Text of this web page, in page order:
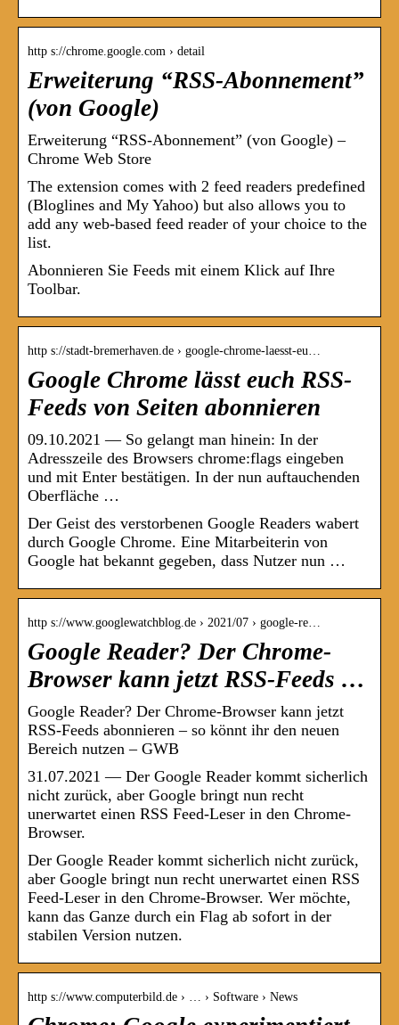
http s://chrome.google.com › detail
Erweiterung “RSS-Abonnement”
(von Google)
Erweiterung “RSS-Abonnement” (von Google) –
Chrome Web Store
The extension comes with 2 feed readers predefined
(Bloglines and My Yahoo) but also allows you to
add any web-based feed reader of your choice to the
list.
Abonnieren Sie Feeds mit einem Klick auf Ihre
Toolbar.
http s://stadt-bremerhaven.de › google-chrome-laesst-eu…
Google Chrome lässt euch RSS-
Feeds von Seiten abonnieren
09.10.2021 — So gelangt man hinein: In der
Adresszeile des Browsers chrome:flags eingeben
und mit Enter bestätigen. In der nun auftauchenden
Oberfläche …
Der Geist des verstorbenen Google Readers wabert
durch Google Chrome. Eine Mitarbeiterin von
Google hat bekannt gegeben, dass Nutzer nun …
http s://www.googlewatchblog.de › 2021/07 › google-re…
Google Reader? Der Chrome-
Browser kann jetzt RSS-Feeds …
Google Reader? Der Chrome-Browser kann jetzt
RSS-Feeds abonnieren – so könnt ihr den neuen
Bereich nutzen – GWB
31.07.2021 — Der Google Reader kommt sicherlich
nicht zurück, aber Google bringt nun recht
unerwartet einen RSS Feed-Leser in den Chrome-
Browser.
Der Google Reader kommt sicherlich nicht zurück,
aber Google bringt nun recht unerwartet einen RSS
Feed-Leser in den Chrome-Browser. Wer möchte,
kann das Ganze durch ein Flag ab sofort in der
stabilen Version nutzen.
http s://www.computerbild.de › … › Software › News